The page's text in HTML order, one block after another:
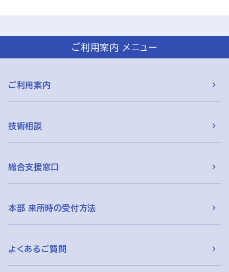
ご利用案内 メニュー
ご利用案内
技術相談
総合支援窓口
本部 来所時の受付方法
よくあるご質問